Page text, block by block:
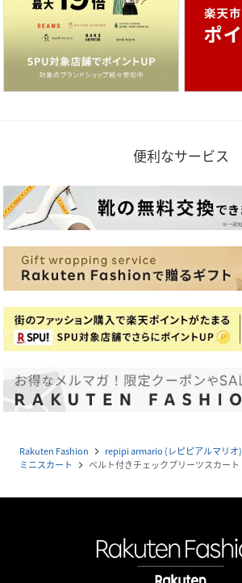
便利なサービス
Rakuten Fashion navigate_next repipi armario (レピピアルマリオ)
ミニスカート navigate_next ベルト付きチェックプリーツスカート